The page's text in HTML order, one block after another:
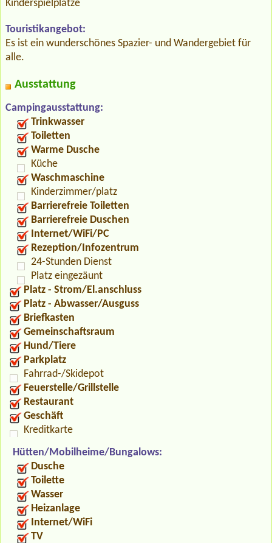
Kinderspielplätze
Touristikangebot:
Es ist ein wunderschönes Spazier- und Wandergebiet für
alle.
Ausstattung
Campingausstattung:
Trinkwasser
Toiletten
Warme Dusche
Küche
Waschmaschine
Kinderzimmer/platz
Barrierefreie Toiletten
Barrierefreie Duschen
Internet/WiFi/PC
Rezeption/Infozentrum
24-Stunden Dienst
Platz eingezäunt
Platz - Strom/El.anschluss
Platz - Abwasser/Ausguss
Briefkasten
Gemeinschaftsraum
Hund/Tiere
Parkplatz
Fahrrad-/Skidepot
Feuerstelle/Grillstelle
Restaurant
Geschäft
Kreditkarte
Hütten/Mobilheime/Bungalows:
Dusche
Toilette
Wasser
Heizanlage
Internet/WiFi
TV